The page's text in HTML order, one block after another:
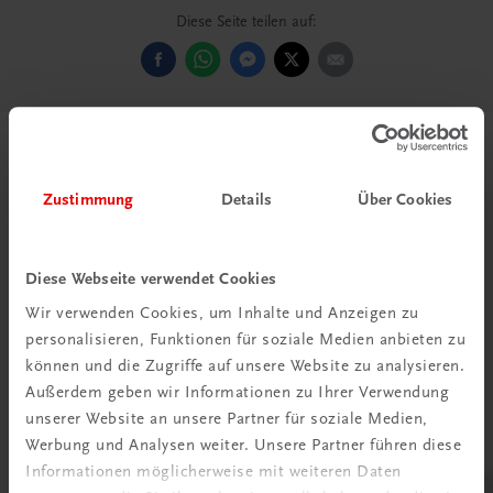
Zustimmung Details Über Cookies
Diese Webseite verwendet Cookies
Wir verwenden Cookies, um Inhalte und Anzeigen zu
personalisieren, Funktionen für soziale Medien anbieten zu
können und die Zugriffe auf unsere Website zu analysieren.
Außerdem geben wir Informationen zu Ihrer Verwendung
unserer Website an unsere Partner für soziale Medien,
Werbung und Analysen weiter. Unsere Partner führen diese
Informationen möglicherweise mit weiteren Daten
Diese Seite teilen auf: